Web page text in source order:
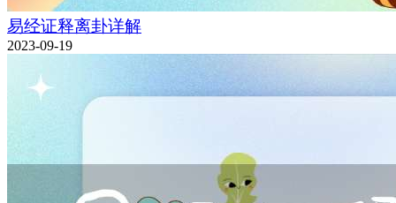
易经证释离卦详解
2023-09-19